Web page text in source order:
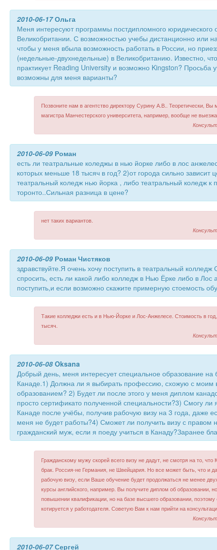
2010-06-17Ольга
Меня интересуют программы постдипломного юридического
Великобритании. С возможностью учебы дистанционно или
чтобы у меня вбыла возможность работать в России, но
(недельные-двухнедельные) в Великобританию. Известно,
практикует Reading University и возможно Kingston? Просьба
возможны для меня варианты?
Позвоните нам в агентство директору Сурину А.В.. Теоретически, Вы
магистра Манчестерского университета, например, вообще не
2010-06-09 Роман
есть ли театральные коледжы в нью йорке либо в лос
которых меньше 18 тысяч в год? 2)от города сильно зависит
театральный коледж нью йорка , либо театральный коледж к
торонто..Сильная разница в цене?
нет таких вариантов.
2010-06-09 Роман Чистяков
здравствуйте.Я очень хочу поступить в театральный
спросить, есть ли какой либо колледж в Нью Ёрке либо в Лос
поступить,и если возможно скажите примерную стоемость
Такие колледжи есть и в Нью-Йорке и Лос-Анжелесе. Стоимость в
тысяч.
2010-06-08 Oksana
Добрый день, меня интересует специальное образование на
Канаде.1) Должна ли я выбирать профессию, схожую с
образованием? 2) Будет ли после этого у меня диплом
просто сертификато полученной специальности?3) Смогу ли
Канаде после учёбы, получив рабочую визу на 3 года, даже
меня не будет работы?4) Сможет ли получить визу с правом
гражданский муж, если я поеду учиться в Канаду?Заранее
Гражданскому мужу скорей всего визу не дадут, не смотря на то, что
брак. Россия-не Германия, не Швейцария. Но все может быть, что и
рабочую визу, если Ваше обучение будет продолжаться не менее
курсы английского, например. Вы получите диплом об образовании,
повышении квалификации, но на базе высшего образовании,
котируется у работодателя. Советую Вам к нам прийти на
2010-06-07Сергей